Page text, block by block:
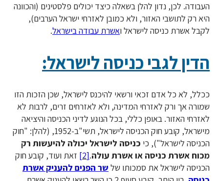
העבודה. לכן, נדון להלן בשאלה כיצד יכולים פלסטינים (והכוונה
היא רק לתושבי האזור, ולא כמובן לאזרחי ישראל הערבים),
לקבל אשרת כניסה לישראל ואשרת עבודה בישראל.
הדין לגבי כניסה לישראל:
ככלל, לא כל אדם זכאי ורשאי להיכנס לישראל, שכן הזכות הזו
שמורה אך ורק לאזרחי המדינה, ולא לאזרחים זרים, לרבות לא
לאזרחי האזור. באופן כללי, בכל הנוגע לדיני הכניסה והיציאה
מישראל, קובע חוק הכניסה לישראל, תשי"ב-1952, (להלן: "חוק
הכניסה לישראל"), כי כניסה לישראל יכולה להיעשות רק
מכוח אשרת כניסה או אשרת עולה.
[2]
זאת ועוד, קובע חוק
הכניסה לישראל את סמכותו של שר הפנים להעניק אשרת